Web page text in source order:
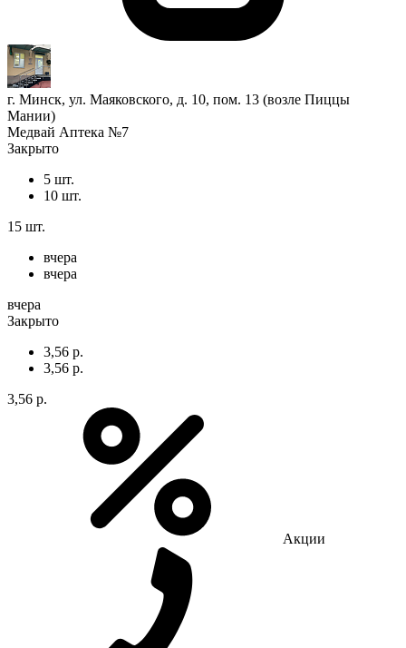
г. Минск, ул. Маяковского, д. 10, пом. 13 (возле Пиццы
Мании)
Медвай Аптека №7
Закрыто
5 шт.
10 шт.
15 шт.
вчера
вчера
вчера
Закрыто
3,56 р.
3,56 р.
3,56 р.
Акции